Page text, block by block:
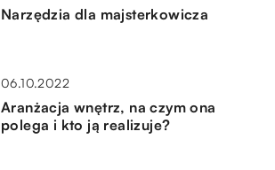
Narzędzia dla majsterkowicza
06.10.2022
Aranżacja wnętrz, na czym ona
polega i kto ją realizuje?